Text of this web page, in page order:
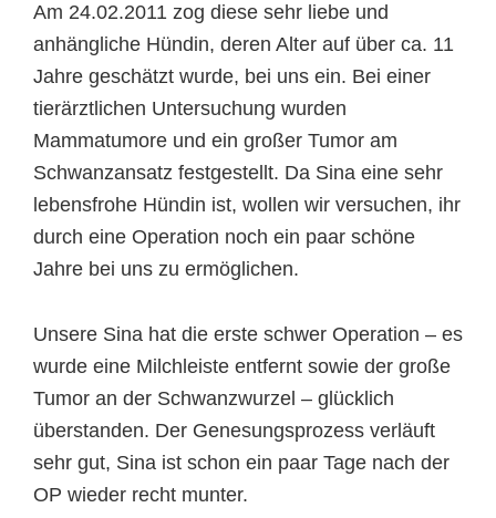
Am 24.02.2011 zog diese sehr liebe und
anhängliche Hündin, deren Alter auf über ca. 11
Jahre geschätzt wurde, bei uns ein. Bei einer
tierärztlichen Untersuchung wurden
Mammatumore und ein großer Tumor am
Schwanzansatz festgestellt. Da Sina eine sehr
lebensfrohe Hündin ist, wollen wir versuchen, ihr
durch eine Operation noch ein paar schöne
Jahre bei uns zu ermöglichen.
Unsere Sina hat die erste schwer Operation – es
wurde eine Milchleiste entfernt sowie der große
Tumor an der Schwanzwurzel – glücklich
überstanden. Der Genesungsprozess verläuft
sehr gut, Sina ist schon ein paar Tage nach der
OP wieder recht munter.